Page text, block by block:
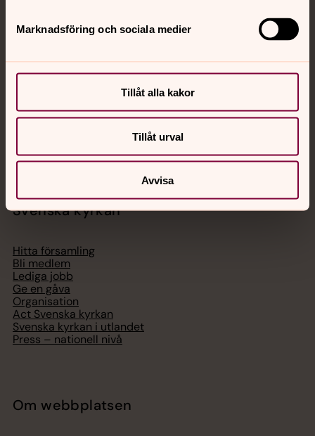
Marknadsföring och sociala medier
Tillåt alla kakor
Tillåt urval
Avvisa
med en präst på kvällar och nätter.
Chatt
Svenska kyrkan
Hitta församling
Bli medlem
Lediga jobb
Ge en gåva
Organisation
Act Svenska kyrkan
Svenska kyrkan i utlandet
Press – nationell nivå
Om webbplatsen